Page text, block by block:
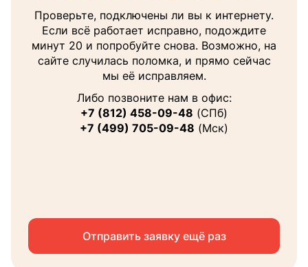
Наш менеджер поможет вам с выбором тура
и ответит на все интересующие вопросы.
Запросить консультацию
В ближайшее время перезвоним на
указанный вами номер
Проверьте, подключены ли вы к интернету.
Если всё работает исправно, подождите
минут 20 и попробуйте снова. Возможно, на
сайте случилась поломка, и прямо сейчас
мы её исправляем.
Либо позвоните нам в офис:
+7 (812) 458-09-48 (СПб)
+7 (499) 705-09-48 (Мск)
Отправить заявку ещё раз